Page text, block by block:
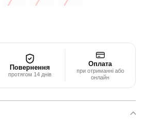
Повернення
протягом 14 днів
Оплата
при отриманні або
онлайн